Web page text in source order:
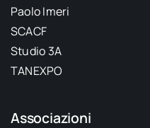
Paolo Imeri
SCACF
Studio 3A
TANEXPO
Associazioni